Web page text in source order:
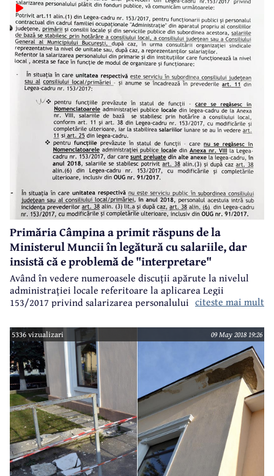
Primăria Câmpina a primit răspuns de la
Ministerul Muncii în legătură cu salariile, dar
insistă că e problemă de "interpretare"
Având în vedere numeroasele discuții apărute la nivelul
administrației locale referitoare la aplicarea Legii
153/2017 privind salarizarea personalului plătit din
Ministerul Muncii și Justiției Sociale. Și le-a primit, dar nu
a venit în plenul Consiliului Local cu documentul respectiv,
deși multe dintre discuții au fost generate chiar de către
consilierii locali și ei, cei care au votat salariile, ar fi
trebuit să afle punctul de vedere al ministerului de resort.
citeste mai mult
5336 vizualizari 09 May 2018 19:26